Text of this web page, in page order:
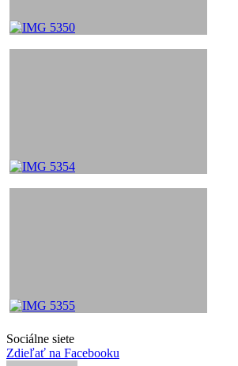
Sociálne siete
Zdieľať na Facebooku